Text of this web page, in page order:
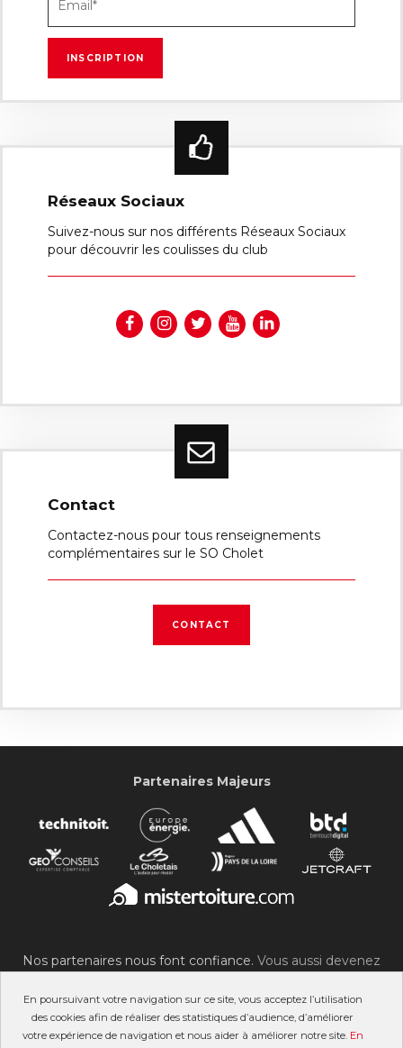
En poursuivant votre navigation sur ce site, vous acceptez l’utilisation
des cookies afin de réaliser des statistiques d’audience, d’améliorer
votre expérience de navigation et nous aider à améliorer notre site. En
Réseaux Sociaux
Suivez-nous sur nos différents Réseaux Sociaux
pour découvrir les coulisses du club
Contact
Contactez-nous pour tous renseignements
complémentaires sur le SO Cholet
CONTACT
Partenaires Majeurs
Nos partenaires nous font confiance. Vous aussi devenez